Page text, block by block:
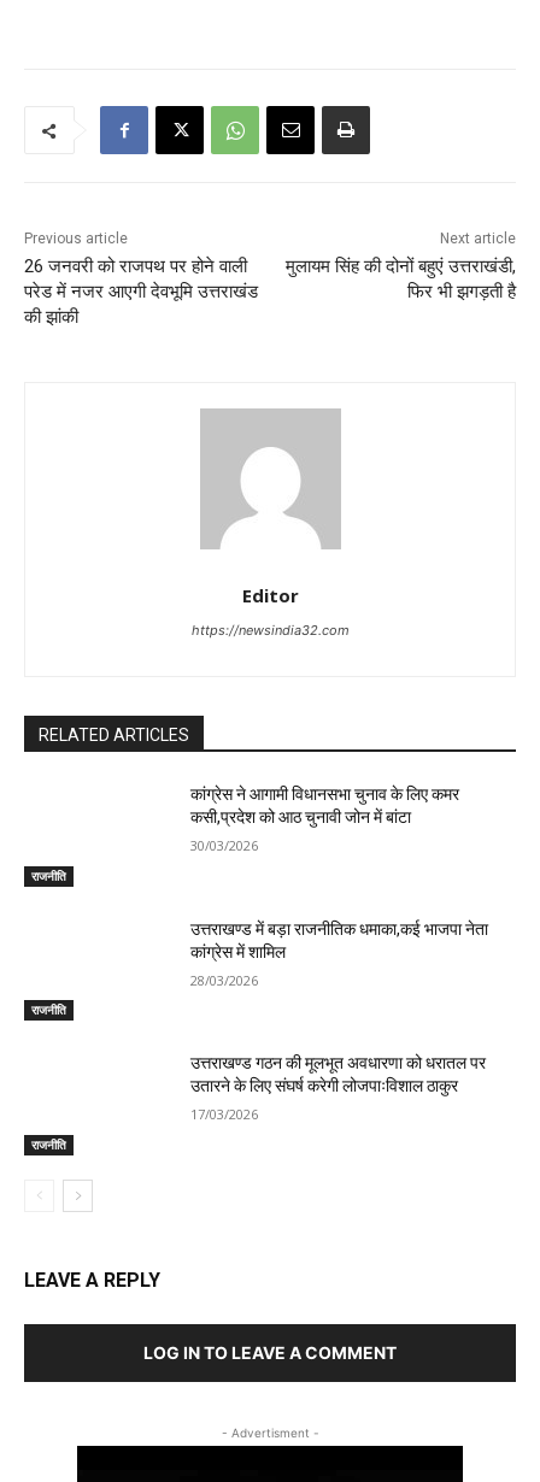
Previous article
26 जनवरी को राजपथ पर होने वाली
परेड में नजर आएगी देवभूमि उत्तराखंड
की झांकी
Next article
मुलायम सिंह की दोनों बहुएं उत्तराखंडी,
फिर भी झगड़ती है
Editor
https://newsindia32.com
RELATED ARTICLES
राजनीति
कांग्रेस ने आगामी विधानसभा चुनाव के लिए कमर
कसी,प्रदेश को आठ चुनावी जोन में बांटा
30/03/2026
राजनीति
उत्तराखण्ड में बड़ा राजनीतिक धमाका,कई भाजपा नेता
कांग्रेस में शामिल
28/03/2026
राजनीति
उत्तराखण्ड गठन की मूलभूत अवधारणा को धरातल पर
उतारने के लिए संघर्ष करेगी लोजपाःविशाल ठाकुर
17/03/2026
LEAVE A REPLY
LOG IN TO LEAVE A COMMENT
- Advertisment -